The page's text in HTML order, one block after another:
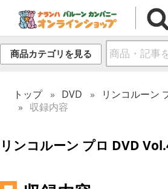
商品カテゴリを見る
トップ DVD
リンコルーン
収録内容
リンコルーン プロ DVD